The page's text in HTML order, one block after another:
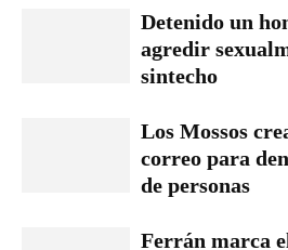
Detenido un
agredir
sintecho
Los Mossos
correo para
de personas
Ferrán marca